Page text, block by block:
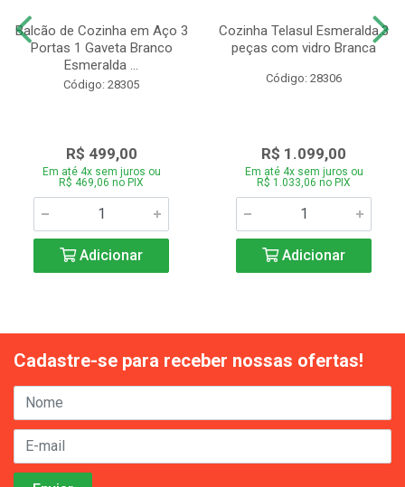
Balcão de Cozinha em Aço 3
Portas 1 Gaveta Branco
Esmeralda ...
Código: 28305
R$ 499,00
Em até 4x sem juros ou
R$ 469,06 no PIX
Adicionar
Cozinha Telasul Esmeralda.3
peças com vidro Branca
Código: 28306
R$ 1.099,00
Em até 4x sem juros ou
R$ 1.033,06 no PIX
Adicionar
Cadastre-se para receber nossas ofertas!